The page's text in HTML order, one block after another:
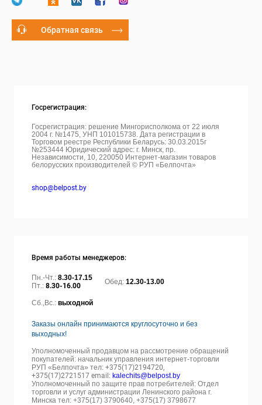
Обратная связь
Госрегистрация:
Госрегистрация: решение Мингорисполкома от 22 июля
2004 г. №1475, УНП 101015738. Дата регистрации в
Торговом реестре Республики Беларусь: 30.03.2015г
№253444 Юридический адрес: г. Минск, пр.
Независимости, 10, 220050 Интернет-магазин товаров
белорусских производителей © РУП «Белпочта»
shop@belpost.by
Время работы менеджеров:
Пн.-Чт.: 8.30-17.15
Пт.: 8.30-16.00 Обед: 12.30-13.00
Сб.,Вс.: выходной
Заказы онлайн принимаются круглосуточно и без
выходных!
Уполномоченный продавцом на рассмотрение обращений
покупателей: начальник управления интернет-торговли
РУП «Белпочта» тел: +375(17)2194720,
+375(17)2721517 email: kalechits@belpost.by
Уполномоченный по защите прав потребителей: Отдел
торговли и услуг администрации Ленинского района г.
Минска тел: +375(17) 3790640, +375(17) 3798677